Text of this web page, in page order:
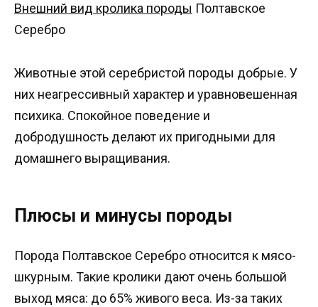
Внешний вид кролика породы Полтавское
Серебро
Животные этой серебристой породы добрые. У
них неагрессивный характер и уравновешенная
психика. Спокойное поведение и
добродушность делают их пригодными для
домашнего выращивания.
Плюсы и минусы породы
Порода Полтавское Серебро относится к мясо-
шкурным. Такие кролики дают очень большой
выход мяса: до 65% живого веса. Из-за таких